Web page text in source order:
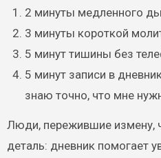
2 минуты медленного
3 минуты короткой
5 минут тишины без
5 минут записи в
знаю точно, что мне
Люди, пережившие измену,
деталь: дневник помогает